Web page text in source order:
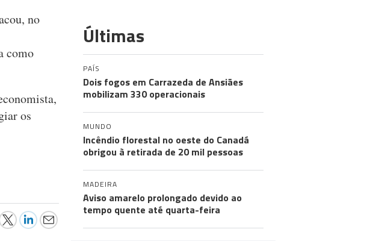
no
como
os
Últimas
PAÍS
Dois fogos em Carrazeda de Ansiães
mobilizam 330 operacionais
MUNDO
Incêndio florestal no oeste do Canadá
obrigou à retirada de 20 mil pessoas
MADEIRA
Aviso amarelo prolongado devido ao
tempo quente até quarta-feira